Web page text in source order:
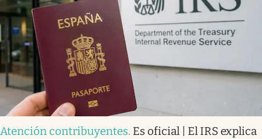
Atención contribuyentes. Es oficial | El IRS explica